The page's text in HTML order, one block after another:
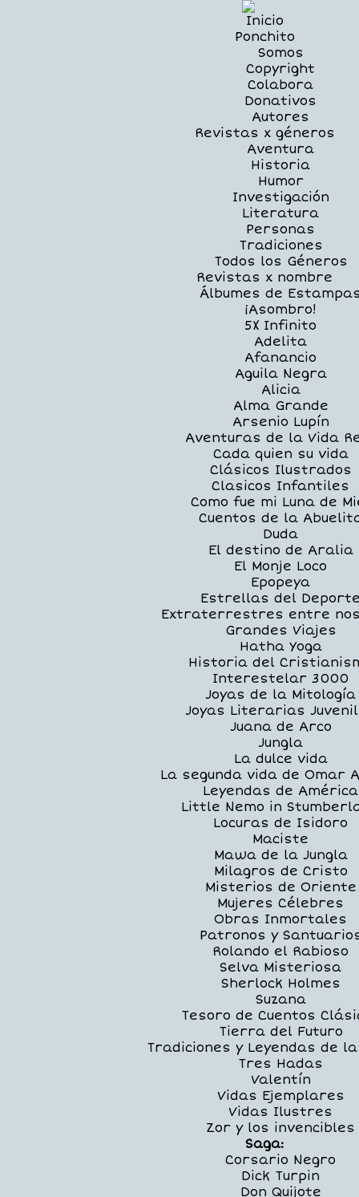
Inicio
Ponchito
Somos
Copyright
Colabora
Donativos
Autores
Revistas x géneros
Aventura
Historia
Humor
Investigación
Literatura
Personas
Tradiciones
Todos los Géneros
Revistas x nombre
Álbumes de
¡Asombro!
5X Infinito
Adelita
Afanancio
Aguila Negra
Alicia
Alma Grande
Arsenio Lupín
Aventuras de la Vida
Cada quien su vida
Clásicos Ilustrados
Clasicos Infantiles
Como fue mi Luna de
Cuentos de la
Duda
El destino de Aralia
El Monje Loco
Epopeya
Estrellas del
Extraterrestres entre
Grandes Viajes
Hatha Yoga
Historia del
Interestelar 3000
Joyas de la Mitología
Joyas Literarias
Juana de Arco
Jungla
La dulce vida
La segunda vida de Omar
Leyendas de América
Little Nemo in
Locuras de Isidoro
Maciste
Mawa de la Jungla
Milagros de Cristo
Misterios de Oriente
Mujeres Célebres
Obras Inmortales
Patronos y
Rolando el Rabioso
Selva Misteriosa
Sherlock Holmes
Suzana
Tesoro de Cuentos
Tierra del Futuro
Tradiciones y Leyendas de
Tres Hadas
Valentín
Vidas Ejemplares
Vidas Ilustres
Zor y los invencibles
Saga:
Corsario Negro
Dick Turpin
Don Quijote